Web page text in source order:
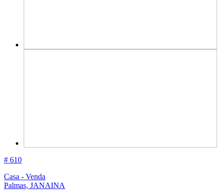
# 610
Casa - Venda
Palmas, JANAINA